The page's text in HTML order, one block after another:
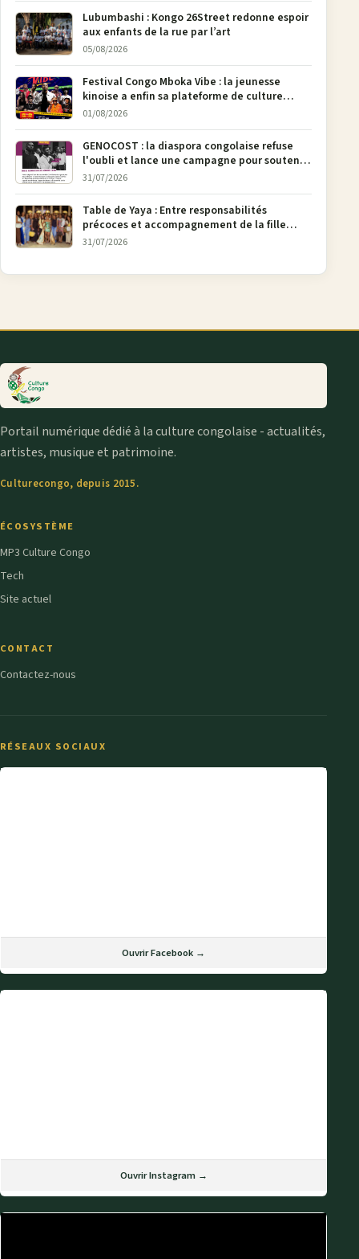
Lubumbashi : Kongo 26Street redonne espoir
aux enfants de la rue par l’art
05/08/2026
Festival Congo Mboka Vibe : la jeunesse
kinoise a enfin sa plateforme de culture
urbaine
01/08/2026
GENOCOST : la diaspora congolaise refuse
l'oubli et lance une campagne pour soutenir
la pétition FONAREV depuis Bruxelles
31/07/2026
Table de Yaya : Entre responsabilités
précoces et accompagnement de la fille
aînée, la diaspora en débat
31/07/2026
Portail numérique dédié à la culture congolaise - actualités,
artistes, musique et patrimoine.
Culturecongo, depuis 2015.
ÉCOSYSTÈME
MP3 Culture Congo
Tech
Site actuel
CONTACT
Contactez-nous
RÉSEAUX SOCIAUX
Ouvrir Facebook →
Ouvrir Instagram →